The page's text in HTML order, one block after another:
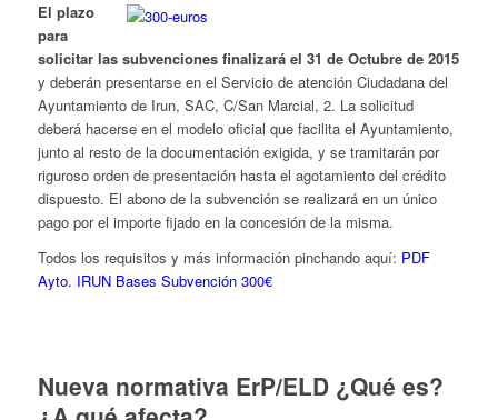
El plazo
para
solicitar las subvenciones finalizará el 31 de Octubre de 2015
y deberán presentarse en el Servicio de atención Ciudadana del
Ayuntamiento de Irun, SAC, C/San Marcial, 2. La solicitud
deberá hacerse en el modelo oficial que facilita el Ayuntamiento,
junto al resto de la documentación exigida, y se tramitarán por
riguroso orden de presentación hasta el agotamiento del crédito
dispuesto. El abono de la subvención se realizará en un único
pago por el importe fijado en la concesión de la misma.
Todos los requisitos y más información pinchando aquí: PDF
Ayto. IRUN Bases Subvención 300€
Nueva normativa ErP/ELD ¿Qué es?